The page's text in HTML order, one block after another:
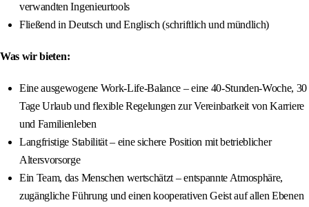
verwandten Ingenieurtools
Fließend in Deutsch und Englisch (schriftlich und mündlich)
Was wir bieten:
Eine ausgewogene Work-Life-Balance – eine 40-Stunden-Woche, 30
Tage Urlaub und flexible Regelungen zur Vereinbarkeit von Karriere
und Familienleben
Langfristige Stabilität – eine sichere Position mit betrieblicher
Altersvorsorge
Ein Team, das Menschen wertschätzt – entspannte Atmosphäre,
zugängliche Führung und einen kooperativen Geist auf allen Ebenen